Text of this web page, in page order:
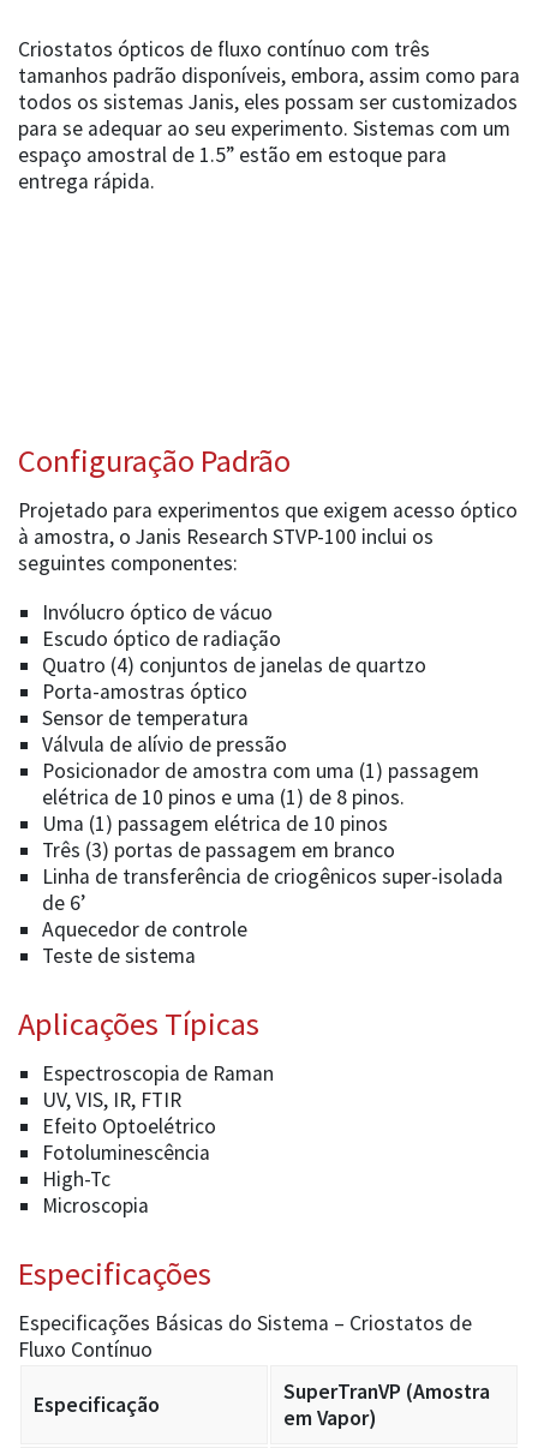
Criostatos ópticos de fluxo contínuo com três
tamanhos padrão disponíveis, embora, assim como para
todos os sistemas Janis, eles possam ser customizados
para se adequar ao seu experimento. Sistemas com um
espaço amostral de 1.5” estão em estoque para
entrega rápida.
Configuração Padrão
Projetado para experimentos que exigem acesso óptico
à amostra, o Janis Research STVP-100 inclui os
seguintes componentes:
Invólucro óptico de vácuo
Escudo óptico de radiação
Quatro (4) conjuntos de janelas de quartzo
Porta-amostras óptico
Sensor de temperatura
Válvula de alívio de pressão
Posicionador de amostra com uma (1) passagem
elétrica de 10 pinos e uma (1) de 8 pinos.
Uma (1) passagem elétrica de 10 pinos
Três (3) portas de passagem em branco
Linha de transferência de criogênicos super-isolada
de 6’
Aquecedor de controle
Teste de sistema
Aplicações Típicas
Espectroscopia de Raman
UV, VIS, IR, FTIR
Efeito Optoelétrico
Fotoluminescência
High-Tc
Microscopia
Especificações
Especificações Básicas do Sistema – Criostatos de
Fluxo Contínuo
Especificação
SuperTranVP (Amostra
em Vapor)